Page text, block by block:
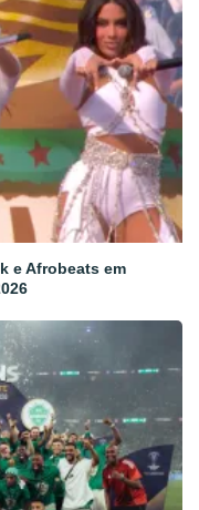
e Afrobeats em